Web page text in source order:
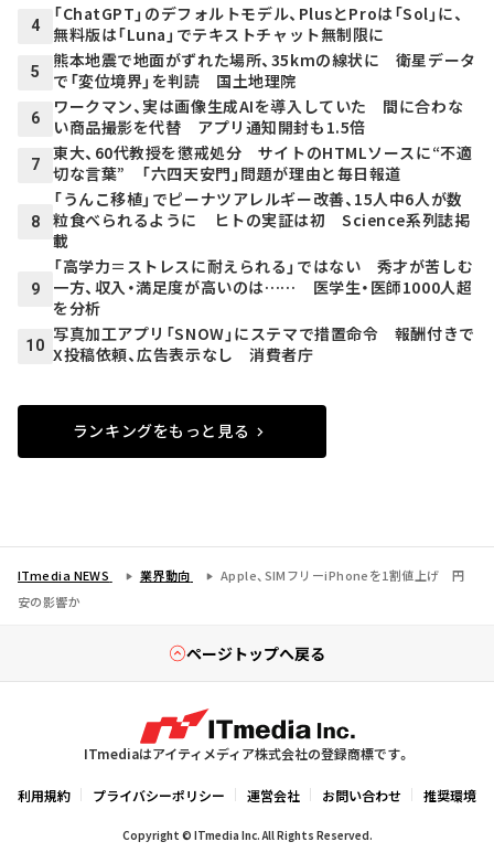
4
「ChatGPT」のデフォルトモデル、PlusとProは「Sol」に、
無料版は「Luna」でテキストチャット無制限に
5
熊本地震で地面がずれた場所、35kmの線状に 衛星データ
で「変位境界」を判読 国土地理院
6
ワークマン、実は画像生成AIを導入していた 間に合わな
い商品撮影を代替 アプリ通知開封も1.5倍
7
東大、60代教授を懲戒処分 サイトのHTMLソースに“不適
切な言葉” 「六四天安門」問題が理由と毎日報道
8
「うんこ移植」でピーナツアレルギー改善、15人中6人が数
粒食べられるように ヒトの実証は初 Science系列誌掲
載
9
「高学力＝ストレスに耐えられる」ではない 秀才が苦しむ
一方、収入・満足度が高いのは…… 医学生・医師1000人超
を分析
10
写真加工アプリ「SNOW」にステマで措置命令 報酬付きで
X投稿依頼、広告表示なし 消費者庁
ランキングをもっと見る
ITmedia NEWS 業界動向
Apple、SIMフリーiPhoneを1割値上げ 円
安の影響か
ページトップへ戻る
ITmediaはアイティメディア株式会社の登録商標です。
利用規約 プライバシーポリシー 運営会社 お問い合わせ 推奨環境
Copyright © ITmedia Inc. All Rights Reserved.